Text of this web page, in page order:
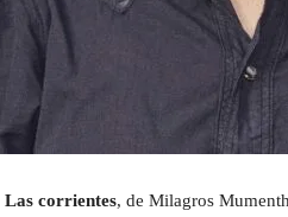
Las corrientes, de Milagros